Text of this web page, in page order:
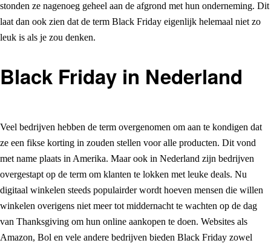
stonden ze nagenoeg geheel aan de afgrond met hun onderneming. Dit
laat dan ook zien dat de term Black Friday eigenlijk helemaal niet zo
leuk is als je zou denken.
Black Friday in Nederland
Veel bedrijven hebben de term overgenomen om aan te kondigen dat
ze een fikse korting in zouden stellen voor alle producten. Dit vond
met name plaats in Amerika. Maar ook in Nederland zijn bedrijven
overgestapt op de term om klanten te lokken met leuke deals. Nu
digitaal winkelen steeds populairder wordt hoeven mensen die willen
winkelen overigens niet meer tot middernacht te wachten op de dag
van Thanksgiving om hun online aankopen te doen. Websites als
Amazon, Bol en vele andere bedrijven bieden Black Friday zowel